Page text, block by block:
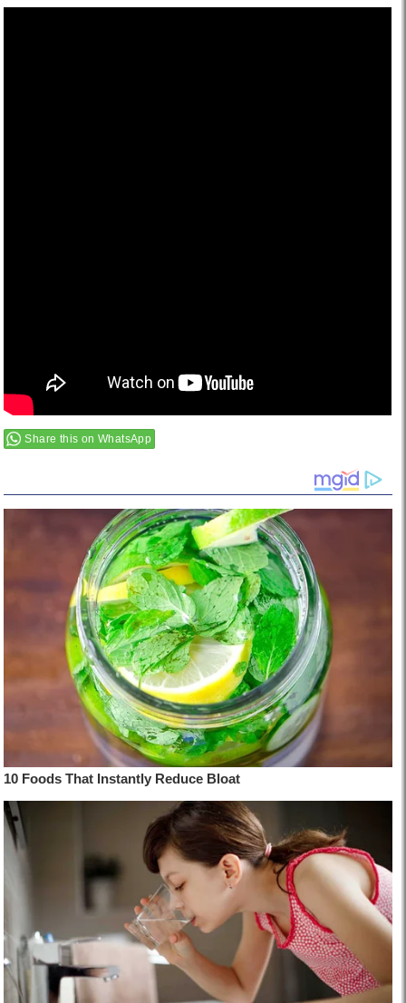
Share this on WhatsApp